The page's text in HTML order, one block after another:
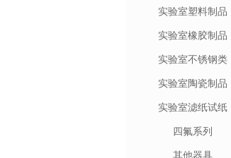
实验室塑料制品
实验室橡胶制品
实验室不锈钢类
实验室陶瓷制品
实验室滤纸试纸
四氟系列
其他器具